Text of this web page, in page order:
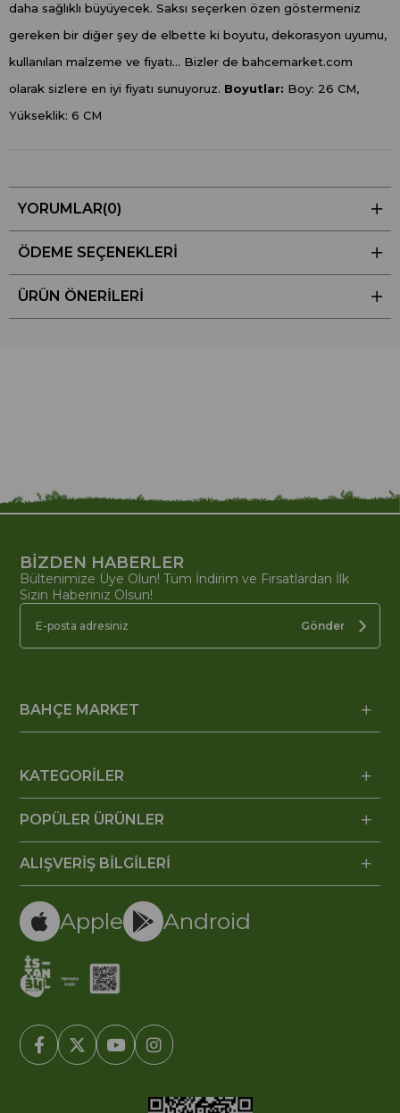
daha sağlıklı büyüyecek. Saksı seçerken özen göstermeniz
gereken bir diğer şey de elbette ki boyutu, dekorasyon uyumu,
kullanılan malzeme ve fiyatı... Bizler de bahcemarket.com
olarak sizlere en iyi fiyatı sunuyoruz. Boyutlar: Boy: 26 CM,
Yükseklik: 6 CM
YORUMLAR(0)
ÖDEME SEÇENEKLERI
ÜRÜN ÖNERILERI
BİZDEN HABERLER
Bültenimize Üye Olun! Tüm İndirim ve Fırsatlardan İlk
Sizin Haberiniz Olsun!
Gönder
BAHÇE MARKET
KATEGORİLER
POPÜLER ÜRÜNLER
ALIŞVERİŞ BİLGİLERİ
Apple Android